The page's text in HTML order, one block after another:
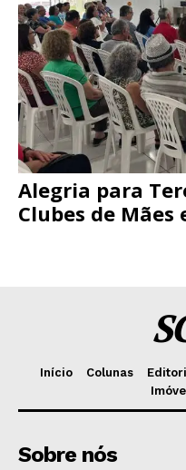
Alegria para
Clubes de Mães
Início Colunas
Sobre nós